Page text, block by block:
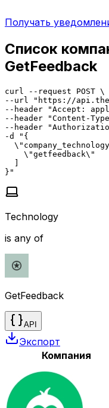
Получать
Список
GetFeedback
curl --request POST \
--url "https://
--header "Accept:
--header "Content-
--header
-d "{
    \"getfeedback\"
  ]
}"
Technology
is any of
GetFeedback
API
Экспорт
Компания